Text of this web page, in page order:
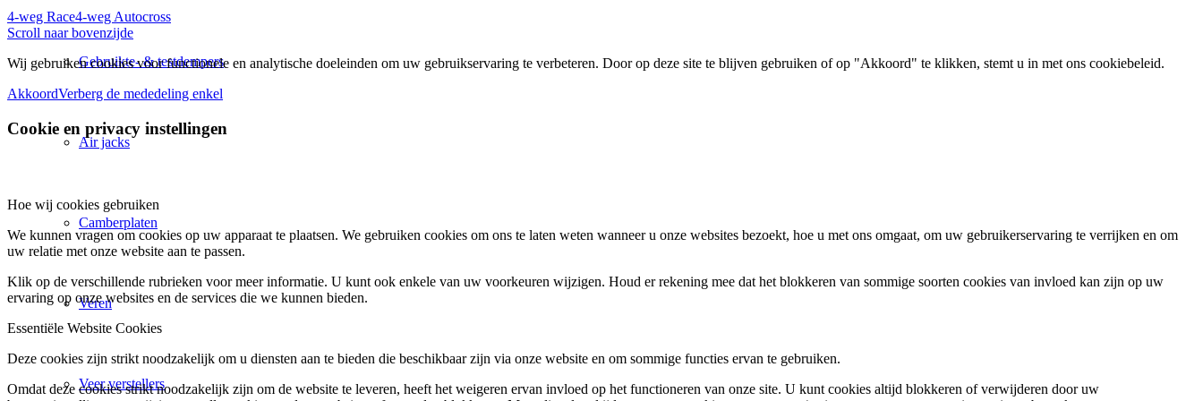
Gebruikte- & testdempers
Air jacks
Camberplaten
Veren
Veer verstellers
4-weg Race4-weg Autocross
Scroll naar bovenzijde
Wij gebruiken cookies voor functionele en analytische doeleinden om uw gebruikservaring te verbeteren. Door op deze site te blijven gebruiken of op "Akkoord" te klikken, stemt u in met ons cookiebeleid.
AkkoordVerberg de mededeling enkel
Cookie en privacy instellingen
Hoe wij cookies gebruiken
We kunnen vragen om cookies op uw apparaat te plaatsen. We gebruiken cookies om ons te laten weten wanneer u onze websites bezoekt, hoe u met ons omgaat, om uw gebruikerservaring te verrijken en om
uw relatie met onze website aan te passen.
Klik op de verschillende rubrieken voor meer informatie. U kunt ook enkele van uw voorkeuren wijzigen. Houd er rekening mee dat het blokkeren van sommige soorten cookies van invloed kan zijn op uw
ervaring op onze websites en de services die we kunnen bieden.
Essentiële Website Cookies
Deze cookies zijn strikt noodzakelijk om u diensten aan te bieden die beschikbaar zijn via onze website en om sommige functies ervan te gebruiken.
Omdat deze cookies strikt noodzakelijk zijn om de website te leveren, heeft het weigeren ervan invloed op het functioneren van onze site. U kunt cookies altijd blokkeren of verwijderen door uw